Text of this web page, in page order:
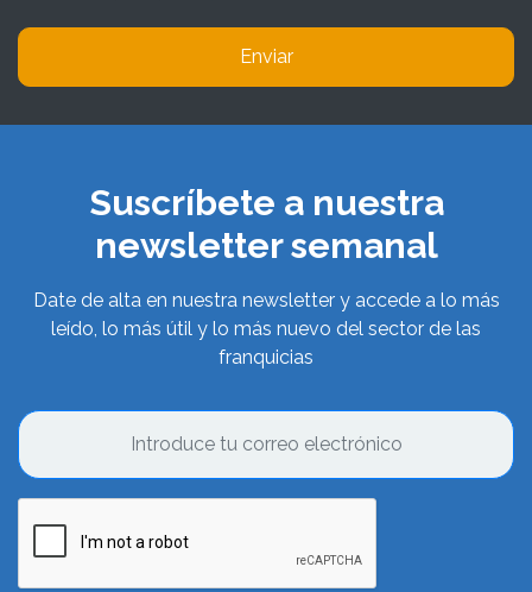
Enviar
Suscríbete a nuestra
newsletter semanal
Date de alta en nuestra newsletter y accede a lo más
leído, lo más útil y lo más nuevo del sector de las
franquicias